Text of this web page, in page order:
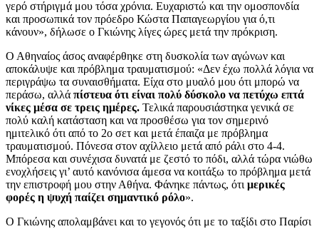
γερό στήριγμά μου τόσα χρόνια. Ευχαριστώ και την ομοσπονδία
και προσωπικά τον πρόεδρο Κώστα Παπαγεωργίου για ό,τι
κάνουν», δήλωσε ο Γκιώνης λίγες ώρες μετά την πρόκριση.
Ο Αθηναίος άσος αναφέρθηκε στη δυσκολία των αγώνων και
αποκάλυψε και πρόβλημα τραυματισμού: «Δεν έχω πολλά λόγια να
περιγράψω τα συναισθήματα. Είχα στο μυαλό μου ότι μπορώ να
περάσω, αλλά πίστευα ότι είναι πολύ δύσκολο να πετύχω επτά
νίκες μέσα σε τρεις ημέρες. Τελικά παρουσιάστηκα γενικά σε
πολύ καλή κατάσταση και να προσθέσω για τον σημερινό
ημιτελικό ότι από το 2ο σετ και μετά έπαιζα με πρόβλημα
τραυματισμού. Πόνεσα στον αχίλλειο μετά από ράλι στο 4-4.
Μπόρεσα και συνέχισα δυνατά με ζεστό το πόδι, αλλά τώρα νιώθω
ενοχλήσεις γι’ αυτό κανόνισα άμεσα να κοιτάξω το πρόβλημα μετά
την επιστροφή μου στην Αθήνα. Φάνηκε πάντως, ότι μερικές
φορές η ψυχή παίζει σημαντικό ρόλο».
Ο Γκιώνης απολαμβάνει και το γεγονός ότι με το ταξίδι στο Παρίσι